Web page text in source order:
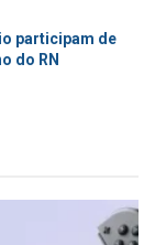
participam de
do RN